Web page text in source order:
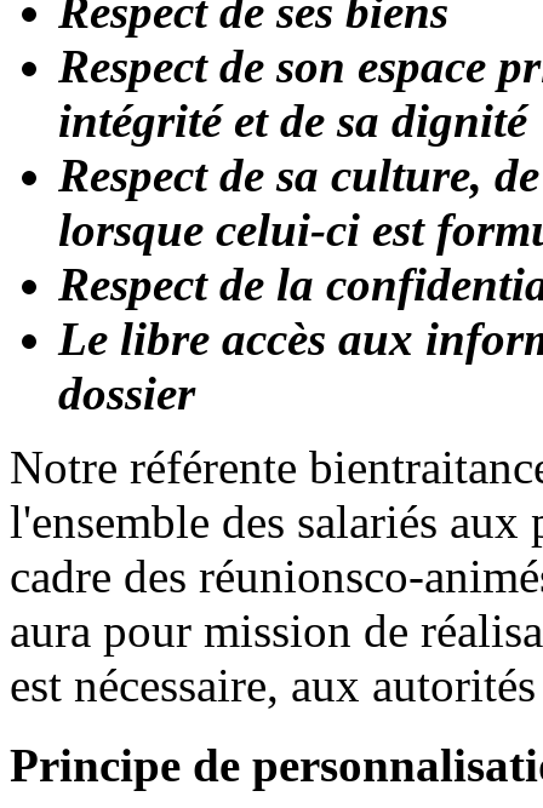
Respect de ses biens
Respect de son espace
intégrité et de sa dignité
Respect de sa culture,
lorsque celui-ci est
Respect de la
Le libre accès aux
dossier
Notre référente
l'ensemble des salariés
cadre des réunionsco-
aura pour mission de
est nécessaire, aux
Principe de